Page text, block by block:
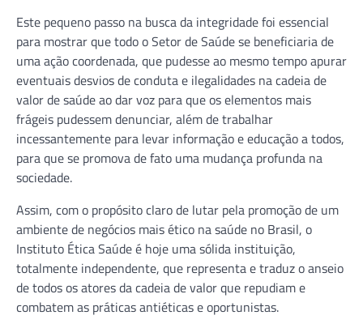
Este pequeno passo na busca da integridade foi essencial
para mostrar que todo o Setor de Saúde se beneficiaria de
uma ação coordenada, que pudesse ao mesmo tempo apurar
eventuais desvios de conduta e ilegalidades na cadeia de
valor de saúde ao dar voz para que os elementos mais
frágeis pudessem denunciar, além de trabalhar
incessantemente para levar informação e educação a todos,
para que se promova de fato uma mudança profunda na
sociedade.
Assim, com o propósito claro de lutar pela promoção de um
ambiente de negócios mais ético na saúde no Brasil, o
Instituto Ética Saúde é hoje uma sólida instituição,
totalmente independente, que representa e traduz o anseio
de todos os atores da cadeia de valor que repudiam e
combatem as práticas antiéticas e oportunistas.